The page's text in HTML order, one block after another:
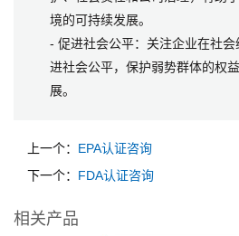
境的可持续发展。
- 促进社会公平：关注企业在社
进社会公平，保护弱势群体的权
展。
上一个： EPA认证咨询
下一个： FDA认证咨询
相关产品